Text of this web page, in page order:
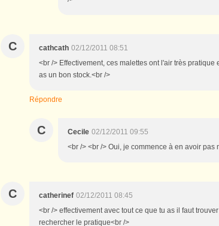
C cathcath 02/12/2011 08:51
<br /> Effectivement, ces malettes ont l'air très pratique
as un bon stock.<br />
Répondre
C Cecile 02/12/2011 09:55
<br /> <br /> Oui, je commence à en avoir pas
C catherinef 02/12/2011 08:45
<br /> effectivement avec tout ce que tu as il faut
rechercher le pratique<br />